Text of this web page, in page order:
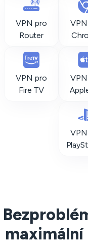
VPN pro
Router
VPN pro
Fire TV
maximální